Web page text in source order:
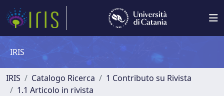
IRIS
IRIS Catalogo Ricerca
1 Contributo su Rivista
1.1 Articolo in rivista